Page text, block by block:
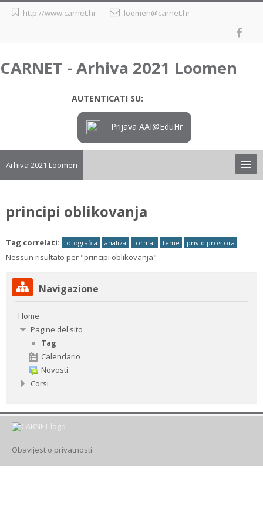
http://www.carnet.hr loomen@carnet.hr
CARNET - Arhiva 2021 Loomen
AUTENTICATI SU:
Prijava AAI@EduHr
Arhiva 2021 Loomen
Loomen
Drugi načini prijave
Italiano ‎(it)‎
principi oblikovanja
Tag correlati: fotografija analiza format teme privid prostora
Nessun risultato per "principi oblikovanja"
Salta
NavigazioneNavigazione
Home
Pagine del sito
Tag
Calendario
Novosti
Corsi
Obavijest o privatnosti